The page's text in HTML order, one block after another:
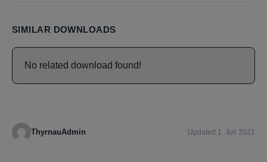
SIMILAR DOWNLOADS
No related download found!
ThyrnauAdmin Updated 1. Juli 2021